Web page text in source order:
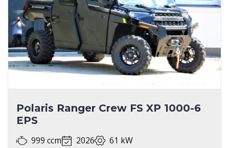
Polaris Ranger Crew FS XP 1000-6
EPS
999 ccm 2026 61 kW